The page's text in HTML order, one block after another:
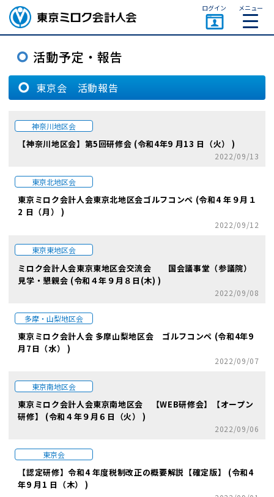
ログイン メニュー
東京会 活動報告
神奈川地区会
【神奈川地区会】第5回研修会 (令和4年9 月13 日（火） )
2022/09/13
東京北地区会
東京ミロク会計人会東京北地区会ゴルフコンペ (令和4 年９月１
2 日（月） )
2022/09/12
東京東地区会
ミロク会計人会東京東地区会交流会 国会議事堂（参議院）
見学・懇親会 (令和４年９月８日(木) )
2022/09/08
多摩・山梨地区会
東京ミロク会計人会 多摩山梨地区会 ゴルフコンペ (令和4年9
月7日（水） )
2022/09/07
東京南地区会
東京ミロク会計人会東京南地区会 【WEB研修会】【オープン
研修】 (令和４年９月６日（火） )
2022/09/06
東京会
【認定研修】令和4 年度税制改正の概要解説【確定版】 (令和4
年9 月1 日（木） )